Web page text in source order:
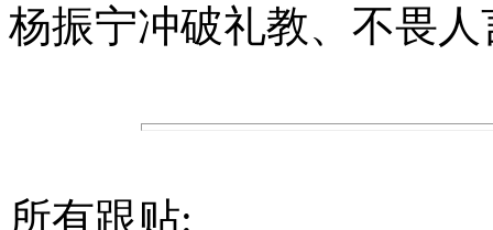
杨振宁冲破礼教、不畏
所有跟贴: